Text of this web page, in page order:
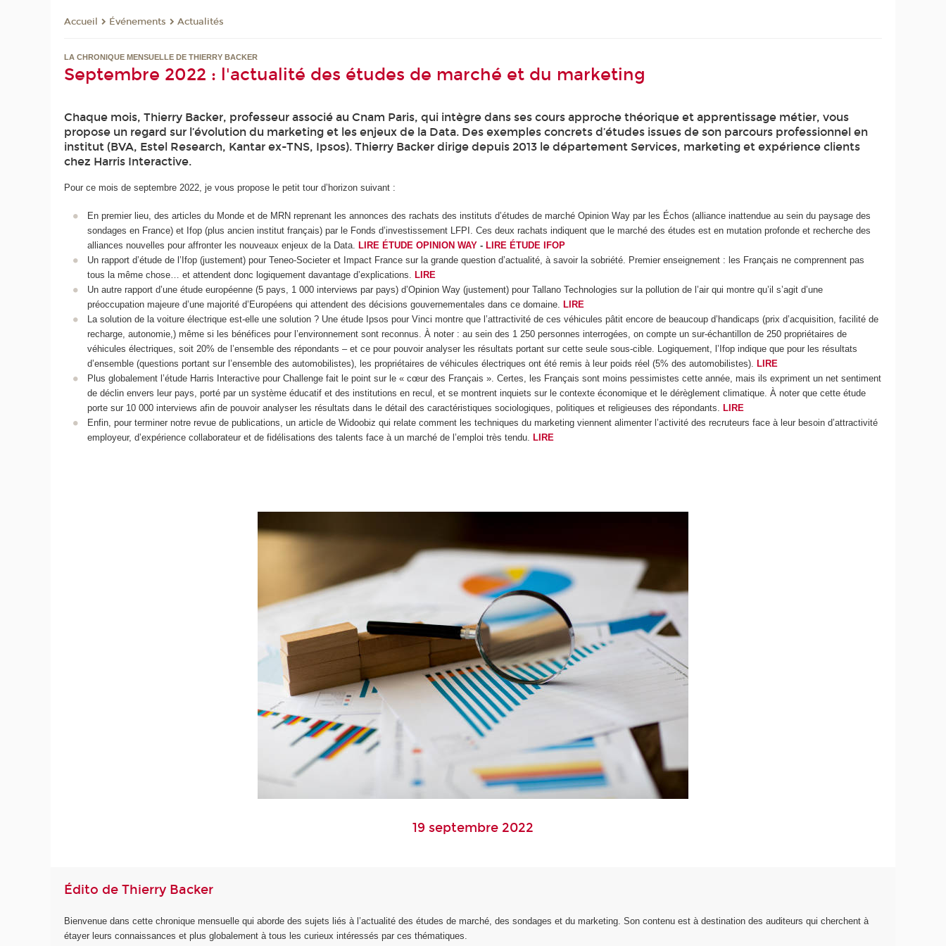
Accueil Événements Actualités
LA CHRONIQUE MENSUELLE DE THIERRY BACKER
Septembre 2022 : l'actualité des études de marché et du marketing
Chaque mois, Thierry Backer, professeur associé au Cnam Paris, qui intègre dans ses cours approche théorique et apprentissage métier, vous
propose un regard sur l’évolution du marketing et les enjeux de la Data. Des exemples concrets d’études issues de son parcours professionnel en
institut (BVA, Estel Research, Kantar ex-TNS, Ipsos). Thierry Backer dirige depuis 2013 le département Services, marketing et expérience clients
chez Harris Interactive.
Pour ce mois de septembre 2022, je vous propose le petit tour d’horizon suivant :
En premier lieu, des articles du Monde et de MRN reprenant les annonces des rachats des instituts d’études de marché Opinion Way par les Échos (alliance inattendue au sein du paysage des
sondages en France) et Ifop (plus ancien institut français) par le Fonds d’investissement LFPI. Ces deux rachats indiquent que le marché des études est en mutation profonde et recherche des
alliances nouvelles pour affronter les nouveaux enjeux de la Data. LIRE ÉTUDE OPINION WAY- LIRE ÉTUDE IFOP
Un rapport d’étude de l’Ifop (justement) pour Teneo-Societer et Impact France sur la grande question d’actualité, à savoir la sobriété. Premier enseignement : les Français ne comprennent pas
tous la même chose… et attendent donc logiquement davantage d’explications. LIRE
Un autre rapport d’une étude européenne (5 pays, 1 000 interviews par pays) d’Opinion Way (justement) pour Tallano Technologies sur la pollution de l’air qui montre qu’il s’agit d’une
préoccupation majeure d’une majorité d’Européens qui attendent des décisions gouvernementales dans ce domaine. LIRE
La solution de la voiture électrique est-elle une solution ? Une étude Ipsos pour Vinci montre que l’attractivité de ces véhicules pâtit encore de beaucoup d’handicaps (prix d’acquisition, facilité de
recharge, autonomie,) même si les bénéfices pour l’environnement sont reconnus. À noter : au sein des 1 250 personnes interrogées, on compte un sur-échantillon de 250 propriétaires de
véhicules électriques, soit 20% de l’ensemble des répondants – et ce pour pouvoir analyser les résultats portant sur cette seule sous-cible. Logiquement, l’Ifop indique que pour les résultats
d’ensemble (questions portant sur l’ensemble des automobilistes), les propriétaires de véhicules électriques ont été remis à leur poids réel (5% des automobilistes). LIRE
Plus globalement l’étude Harris Interactive pour Challenge fait le point sur le « cœur des Français ». Certes, les Français sont moins pessimistes cette année, mais ils expriment un net sentiment
de déclin envers leur pays, porté par un système éducatif et des institutions en recul, et se montrent inquiets sur le contexte économique et le dérèglement climatique. À noter que cette étude
porte sur 10 000 interviews afin de pouvoir analyser les résultats dans le détail des caractéristiques sociologiques, politiques et religieuses des répondants. LIRE
Enfin, pour terminer notre revue de publications, un article de Widoobiz qui relate comment les techniques du marketing viennent alimenter l’activité des recruteurs face à leur besoin d’attractivité
employeur, d’expérience collaborateur et de fidélisations des talents face à un marché de l’emploi très tendu. LIRE
19 septembre 2022
Édito de Thierry Backer
Bienvenue dans cette chronique mensuelle qui aborde des sujets liés à l’actualité des études de marché, des sondages et du marketing. Son contenu est à destination des auditeurs qui cherchent à
étayer leurs connaissances et plus globalement à tous les curieux intéressés par ces thématiques.